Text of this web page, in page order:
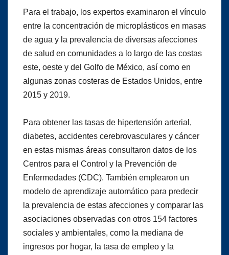
Para el trabajo, los expertos examinaron el vínculo
entre la concentración de microplásticos en masas
de agua y la prevalencia de diversas afecciones
de salud en comunidades a lo largo de las costas
este, oeste y del Golfo de México, así como en
algunas zonas costeras de Estados Unidos, entre
2015 y 2019.
Para obtener las tasas de hipertensión arterial,
diabetes, accidentes cerebrovasculares y cáncer
en estas mismas áreas consultaron datos de los
Centros para el Control y la Prevención de
Enfermedades (CDC). También emplearon un
modelo de aprendizaje automático para predecir
la prevalencia de estas afecciones y comparar las
asociaciones observadas con otros 154 factores
sociales y ambientales, como la mediana de
ingresos por hogar, la tasa de empleo y la